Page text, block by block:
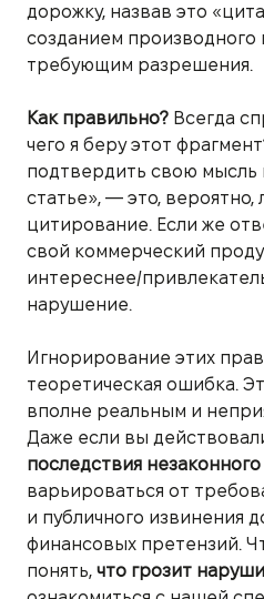
дорожку, назвав это
созданием производного
требующим разрешения.
Как правильно? Всегда
чего я беру этот
подтвердить свою мысль
статье», — это, вероятно,
цитирование. Если же
свой коммерческий
интереснее/
нарушение.
Игнорирование этих
теоретическая ошибка.
вполне реальным и
Даже если вы
последствия
варьироваться от
и публичного извинения
финансовых претензий.
понять, что грозит